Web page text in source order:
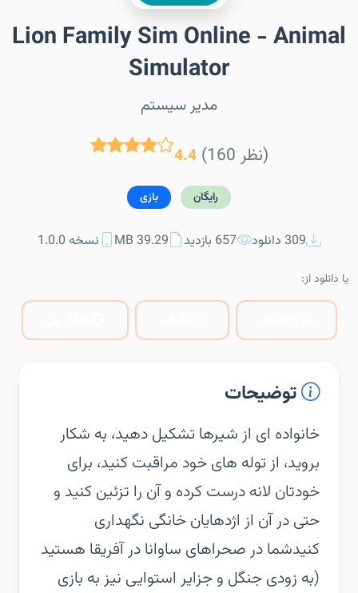
Lion Family Sim Online - Animal
Simulator
مدیر سیستم
4.4 (160 نظر)
رایگان بازی
309 دانلود 657 بازدید 39.29 MB نسخه 1.0.0
یا دانلود از:
توضیحات
‏‏خانواده ای از شیرها تشکیل دهید، به شکار
بروید، از توله های خود مراقبت کنید، برای
خودتان لانه درست کرده و آن را تزئین کنید و
حتی در آن از اژدهایان خانگی نگهداری
کنید‏شما در صحراهای ساوانا در آفریقا هستید
(به زودی جنگل و جزایر استوایی نیز به بازی